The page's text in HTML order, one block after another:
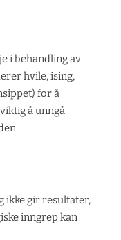
i behandling av
hvile, ising,
for å
å unngå
ikke gir resultater,
inngrep kan